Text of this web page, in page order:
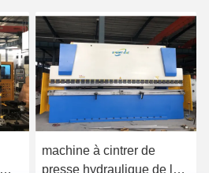
machine à cintrer de
presse hydraulique de la